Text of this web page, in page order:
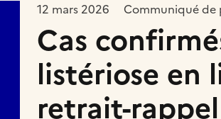
12 mars 2026 Communiqué de
Cas
listériose en
retrait-